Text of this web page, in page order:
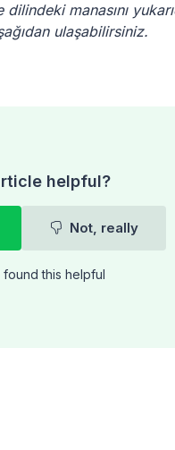
manasını
ulaşabilirsiniz.
helpful?
Not, really
found this helpful